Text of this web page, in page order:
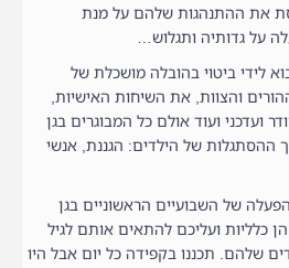
את ההתנהגות שלהם על מנת
על גדותיה ותגלוש…
לידי ביטוי בהובלה מושכלת של
והצוות, את השיחות האישיות,
ועדכני ועוד אולם כל המבוגרים בגן
ההסתגלות של הילדים: הגננת, אנשי
של השבועיים הראשוניים בגן
כלליות ועליכם להתאים אותם לגיל
שלהם. תכננו בקפידה כל יום אבל היו